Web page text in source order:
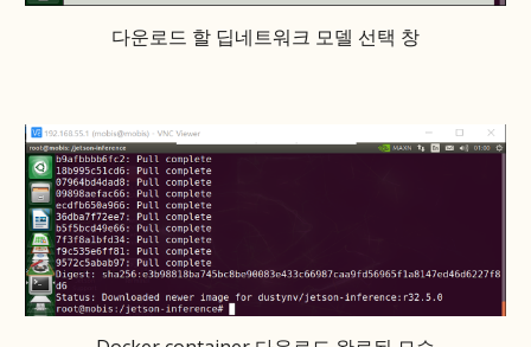
다운로드 할 딥네트워크 모델 선택 창